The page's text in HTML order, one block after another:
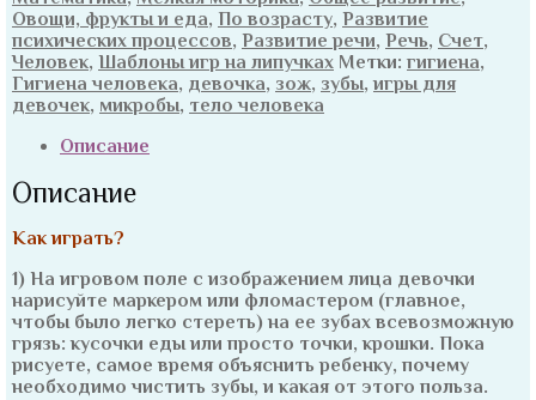
Овощи, фрукты и еда, По возрасту, Развитие
психических процессов, Развитие речи, Речь, Счет,
Человек, Шаблоны игр на липучках Метки: гигиена,
Гигиена человека, девочка, зож, зубы,игры для
девочек, микробы, тело человека
Описание
Описание
Как играть?
1) На игровом поле с изображением лица девочки
нарисуйте маркером или фломастером (главное,
чтобы было легко стереть) на ее зубах всевозможную
грязь: кусочки еды или просто точки, крошки. Пока
рисуете, самое время объяснить ребенку, почему
необходимо чистить зубы, и какая от этого польза.